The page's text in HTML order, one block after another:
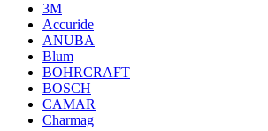
3M
Accuride
ANUBA
Blum
BOHRCRAFT
BOSCH
CAMAR
Charmag